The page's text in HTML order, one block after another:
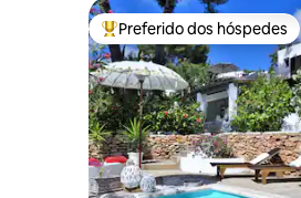
Entre os melhores
Preferido dos hóspedes